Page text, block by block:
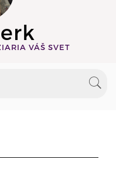
VÁŠ SVET